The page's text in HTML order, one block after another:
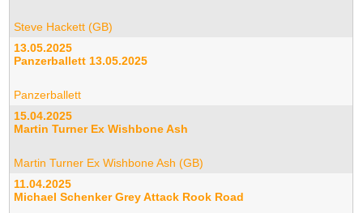
Steve Hackett (GB)
13.05.2025
Panzerballett 13.05.2025
Panzerballett
15.04.2025
Martin Turner Ex Wishbone Ash
Martin Turner Ex Wishbone Ash (GB)
11.04.2025
Michael Schenker Grey Attack Rook Road